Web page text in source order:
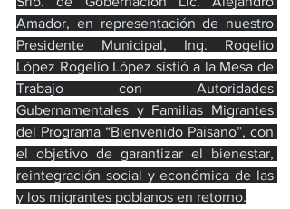
Amador, en representación de nuestro
Presidente Municipal, Ing. Rogelio
López Rogelio López sistió a la Mesa de
Trabajo con Autoridades
Gubernamentales y Familias Migrantes
del Programa “Bienvenido Paisano”, con
el objetivo de garantizar el bienestar,
reintegración social y económica de las
y los migrantes poblanos en retorno.